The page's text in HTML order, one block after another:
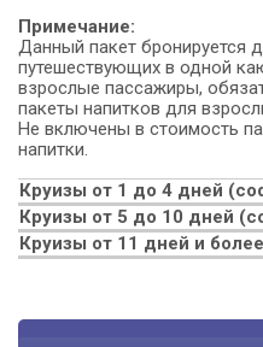
Примечание:
Данный пакет бронируется
путешествующих в одной
взрослые пассажиры,
пакеты напитков для
Не включены в стоимость
напитки.
Круизы от 1 до 4 дней
Круизы от 5 до 10 дней
Круизы от 11 дней и